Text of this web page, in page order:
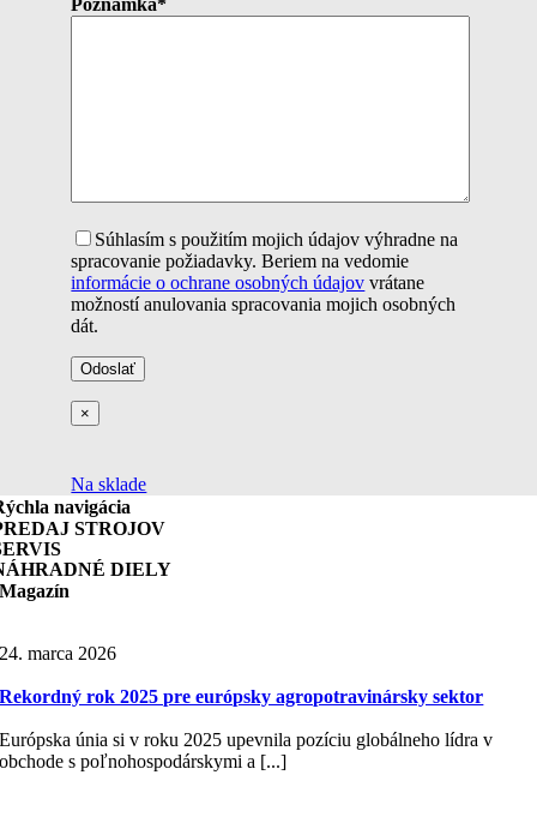
Poznámka*
Súhlasím s použitím mojich údajov výhradne na
spracovanie požiadavky. Beriem na vedomie
informácie o ochrane osobných údajov vrátane
možností anulovania spracovania mojich osobných
dát.
×
Na sklade
navigácia
STROJOV
DIELY
Magazín
24. marca 2026
Rekordný rok 2025 pre európsky agropotravinársky sektor
Európska únia si v roku 2025 upevnila pozíciu globálneho lídra v
obchode s poľnohospodárskymi a [...]